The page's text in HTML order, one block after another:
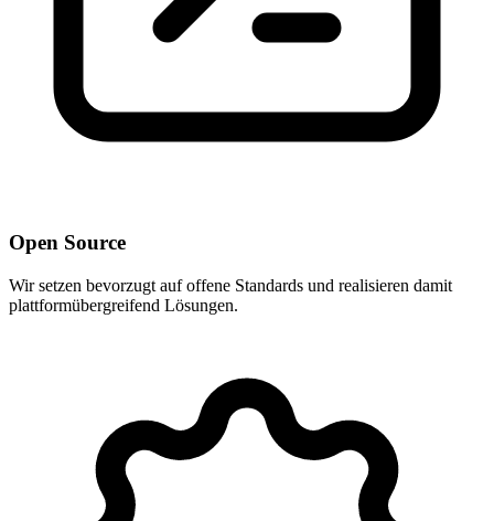
Open Source
Wir setzen bevorzugt auf offene Standards und realisieren damit
plattformübergreifend Lösungen.